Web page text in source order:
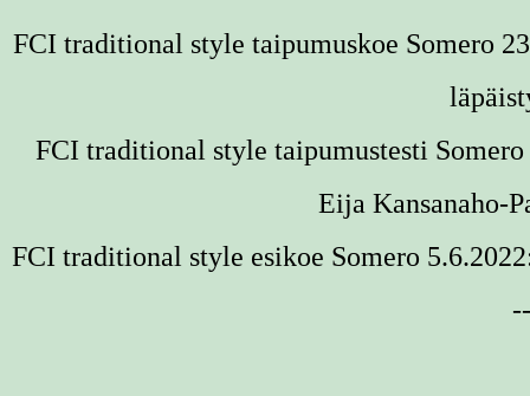
FCI traditional style taipumuskoe Somero
FCI traditional style taipumustesti
Eija Kansanaho-
FCI traditional style esikoe Somero 5.6.2022